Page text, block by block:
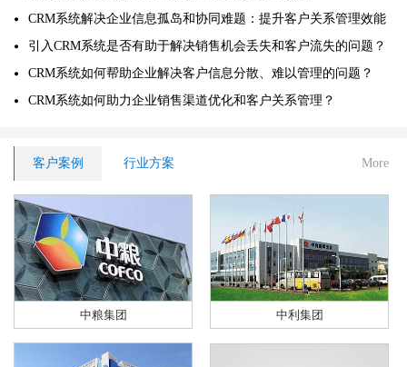
CRM系统解决企业信息孤岛和协同难题：提升客户关系管理效能
引入CRM系统是否有助于解决销售机会丢失和客户流失的问题？
CRM系统如何帮助企业解决客户信息分散、难以管理的问题？
CRM系统如何助力企业销售渠道优化和客户关系管理？
客户案例 行业方案 More
中粮集团 中利集团